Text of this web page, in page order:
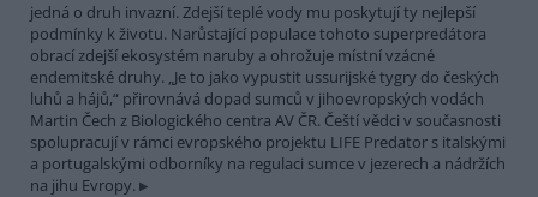
jedná o druh invazní. Zdejší teplé vody mu poskytují ty nejlepší
podmínky k životu. Narůstající populace tohoto superpredátora
obrací zdejší ekosystém naruby a ohrožuje místní vzácné
endemitské druhy. „Je to jako vypustit ussurijské tygry do českých
luhů a hájů,“ přirovnává dopad sumců v jihoevropských vodách
Martin Čech z Biologického centra AV ČR. Čeští vědci v současnosti
spolupracují v rámci evropského projektu LIFE Predator s italskými
a portugalskými odborníky na regulaci sumce v jezerech a nádržích
na jihu Evropy.